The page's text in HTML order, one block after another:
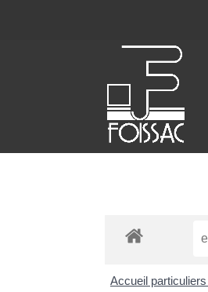
Accueil particuliers